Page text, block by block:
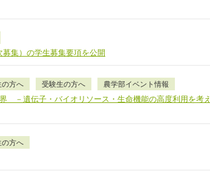
集）の学生募集要項を公開
の方へ 受験生の方へ 農学部イベント情報
－遺伝子・バイオリソース・生命機能の高度利用を考え
の方へ